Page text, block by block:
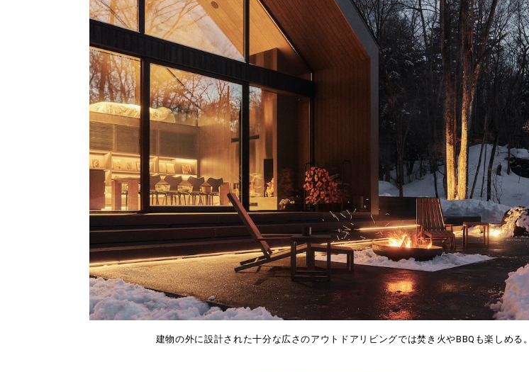
建物の外に設計された十分な広さのアウトドアリビングでは焚き火やBBQも楽しめる。